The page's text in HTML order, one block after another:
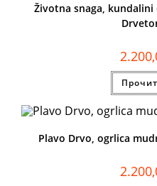
Životna snaga, kundalini
Plavo Drvo, ogrlica